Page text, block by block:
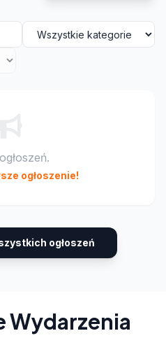
ogłoszenie!
ogłoszeń
Wydarzenia